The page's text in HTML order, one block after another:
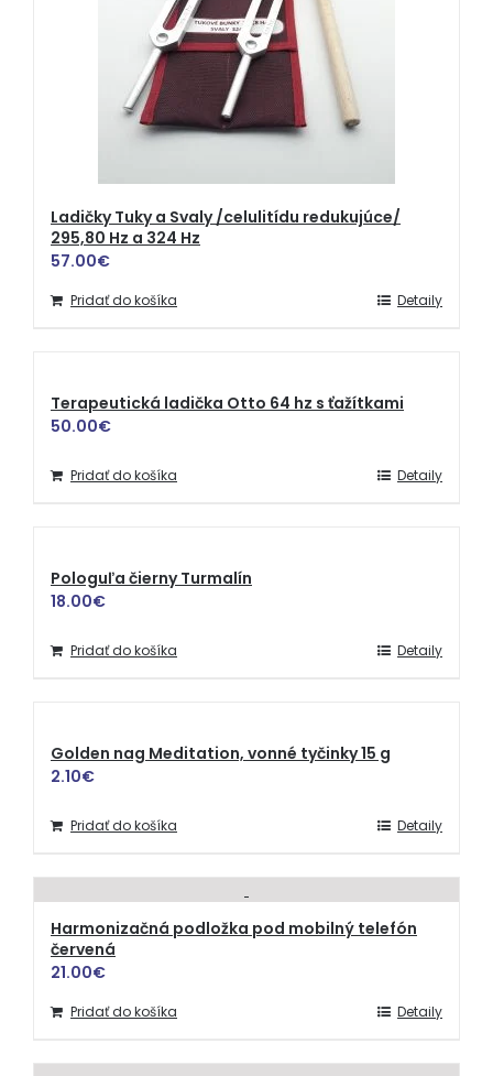
Ladičky Tuky a Svaly /celulitídu redukujúce/
295,80 Hz a 324 Hz
57.00€
Pridať do košíka Detaily
Terapeutická ladička Otto 64 hz s ťažítkami
50.00€
Pridať do košíka Detaily
Pologuľa čierny Turmalín
18.00€
Pridať do košíka Detaily
Golden nag Meditation, vonné tyčinky 15 g
2.10€
Pridať do košíka Detaily
Harmonizačná podložka pod mobilný telefón
červená
21.00€
Pridať do košíka Detaily